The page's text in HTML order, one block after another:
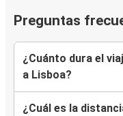
Preguntas
¿Cuánto dura el
a Lisboa?
¿Cuál es la